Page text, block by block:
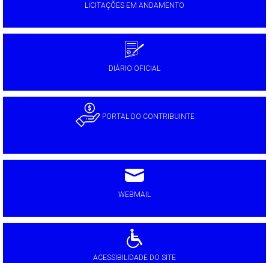
LICITAÇÕES EM ANDAMENTO
DIÁRIO OFICIAL
PORTAL DO CONTRIBUINTE
WEBMAIL
ACESSIBILIDADE DO SITE